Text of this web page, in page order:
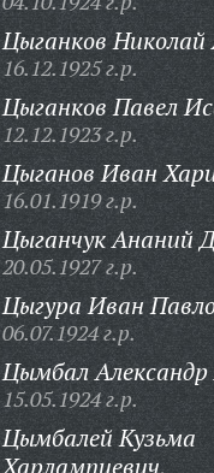
Цыганков Николай
16.12.1925 г.р.
Цыганков Павел
12.12.1923 г.р.
Цыганов Иван
16.01.1919 г.р.
Цыганчук Ананий
20.05.1927 г.р.
Цыгура Иван
06.07.1924 г.р.
Цымбал Александр
15.05.1924 г.р.
Цымбалей Кузьма
Харлампиевич,